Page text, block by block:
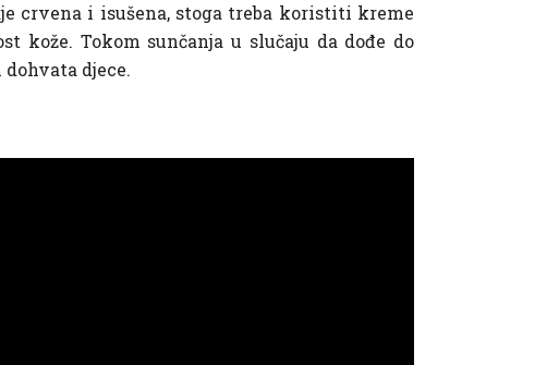
crvena i isušena, stoga treba koristiti kreme
kože. Tokom sunčanja u slučaju da dođe do
djece.